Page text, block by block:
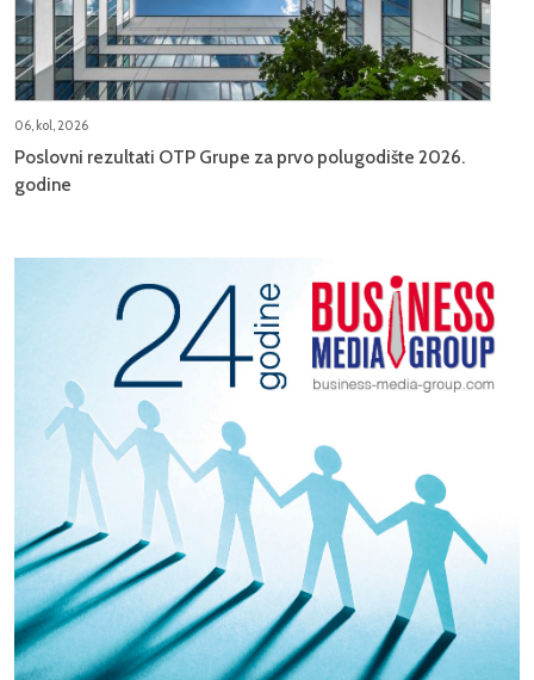
06, kol, 2026
Poslovni rezultati OTP Grupe za prvo polugodište 2026.
godine